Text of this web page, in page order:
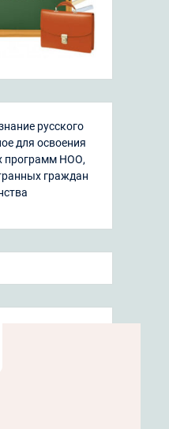
русского
для освоения
программ НОО,
граждан